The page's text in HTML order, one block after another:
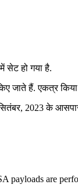
सेट हो गया है.
हैं. एकत्र
2023 के
are